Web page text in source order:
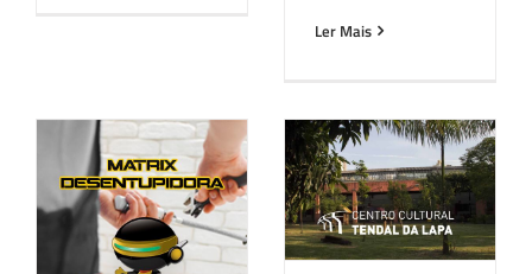
Ler Mais
Desentupidora na
Lapa
São Paulo Tops